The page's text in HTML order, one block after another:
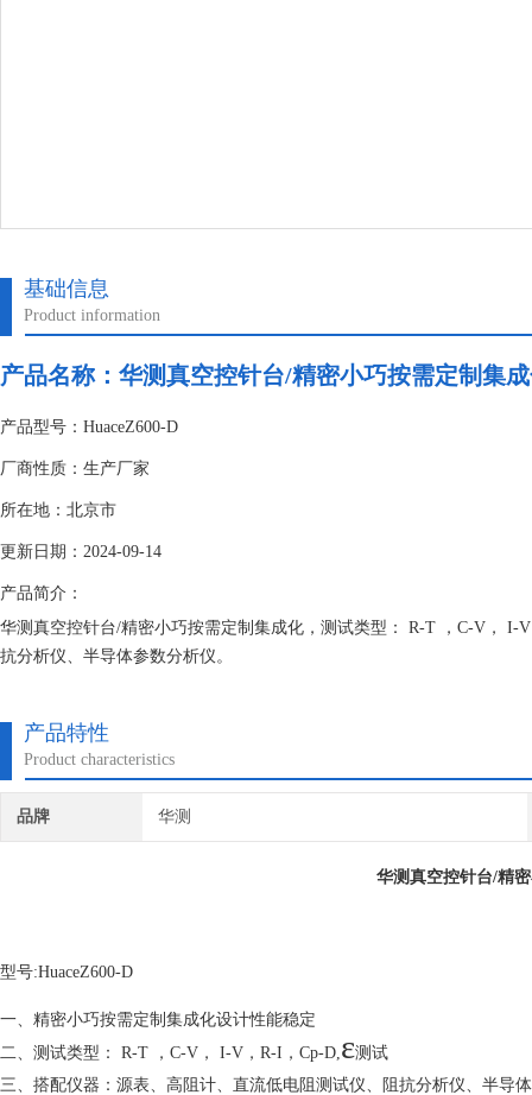
基础信息
Product information
产品名称： 华测真空控针台/精密小巧按需定制集
产品型号：HuaceZ600-D
厂商性质：生产厂家
所在地：北京市
更新日期：2024-09-14
产品简介：
华测真空控针台/精密小巧按需定制集成化，测试类型： R-T ，C-V， I-
抗分析仪、半导体参数分析仪。
产品特性
Product characteristics
品牌 华测
华测真空控针台/精
型号:HuaceZ600-D
一、精密小巧按需定制集成化设计性能稳定
二、测试类型：
R-T ， C-V ， I-V ， R-I ， Cp-D,ε测试
三、搭配仪器：源表、高阻计、直流低电阻测试仪、阻抗分析仪、半导